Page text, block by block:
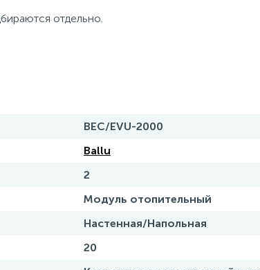
отдельно.
BEC/EVU-2000
Ballu
2
Модуль отопительный
Настенная/Напольная
20